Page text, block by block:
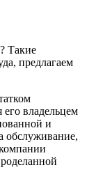
Такие
предлагаем
его владельцем
и
обслуживание,